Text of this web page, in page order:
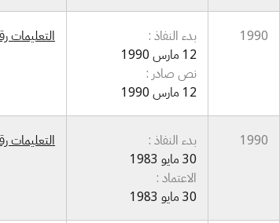
1990
بدء النفاذ :
12 مارس 1990
نص صادر :
12 مارس 1990
التعليمات رقم (1) لسنة 1990 التعديل الثاني لتعليمات تشكيلات المركز
1990
بدء النفاذ :
30 مايو 1983
الاعتماد :
30 مايو 1983
التعليمات رقم (1) لسنة 1990 بشأن المركز القومي